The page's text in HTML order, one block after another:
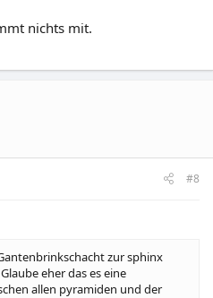
nichts mit.
#8
zur sphinx
eher das es eine
allen pyramiden und der